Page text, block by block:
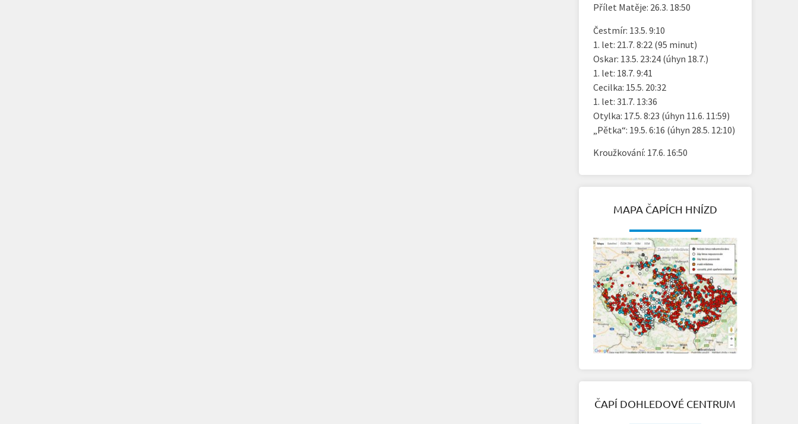
Přílet Matěje: 26.3. 18:50
Čestmír: 13.5. 9:10
1. let: 21.7. 8:22 (95 minut)
Oskar: 13.5. 23:24 (úhyn 18.7.)
1. let: 18.7. 9:41
Cecilka: 15.5. 20:32
1. let: 31.7. 13:36
Otylka: 17.5. 8:23 (úhyn 11.6. 11:59)
„Pětka“: 19.5. 6:16 (úhyn 28.5. 12:10)
Kroužkování: 17.6. 16:50
MAPA ČAPÍCH HNÍZD
ČAPÍ DOHLEDOVÉ CENTRUM